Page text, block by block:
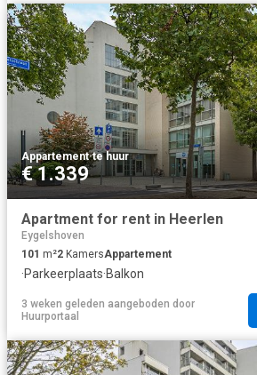
Appartement·te huur
€ 1.339
Apartment for rent in Heerlen
Eygelshoven
101 m²2 KamersAppartement
·Parkeerplaats·Balkon
3 weken geleden aangeboden door
Huurportaal